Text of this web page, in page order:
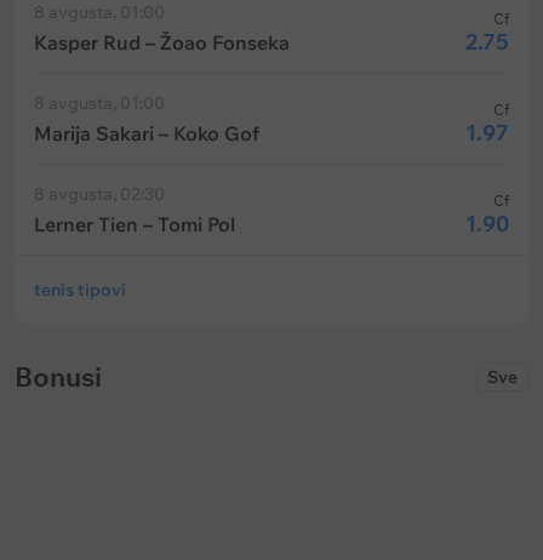
8 avgusta, 01:00
Kasper Rud – Žoao Fonseka
Cf
2.75
8 avgusta, 01:00
Marija Sakari – Koko Gof
Cf
1.97
8 avgusta, 02:30
Lerner Tien – Tomi Pol
Cf
1.90
tenis tipovi
Bonusi Sve